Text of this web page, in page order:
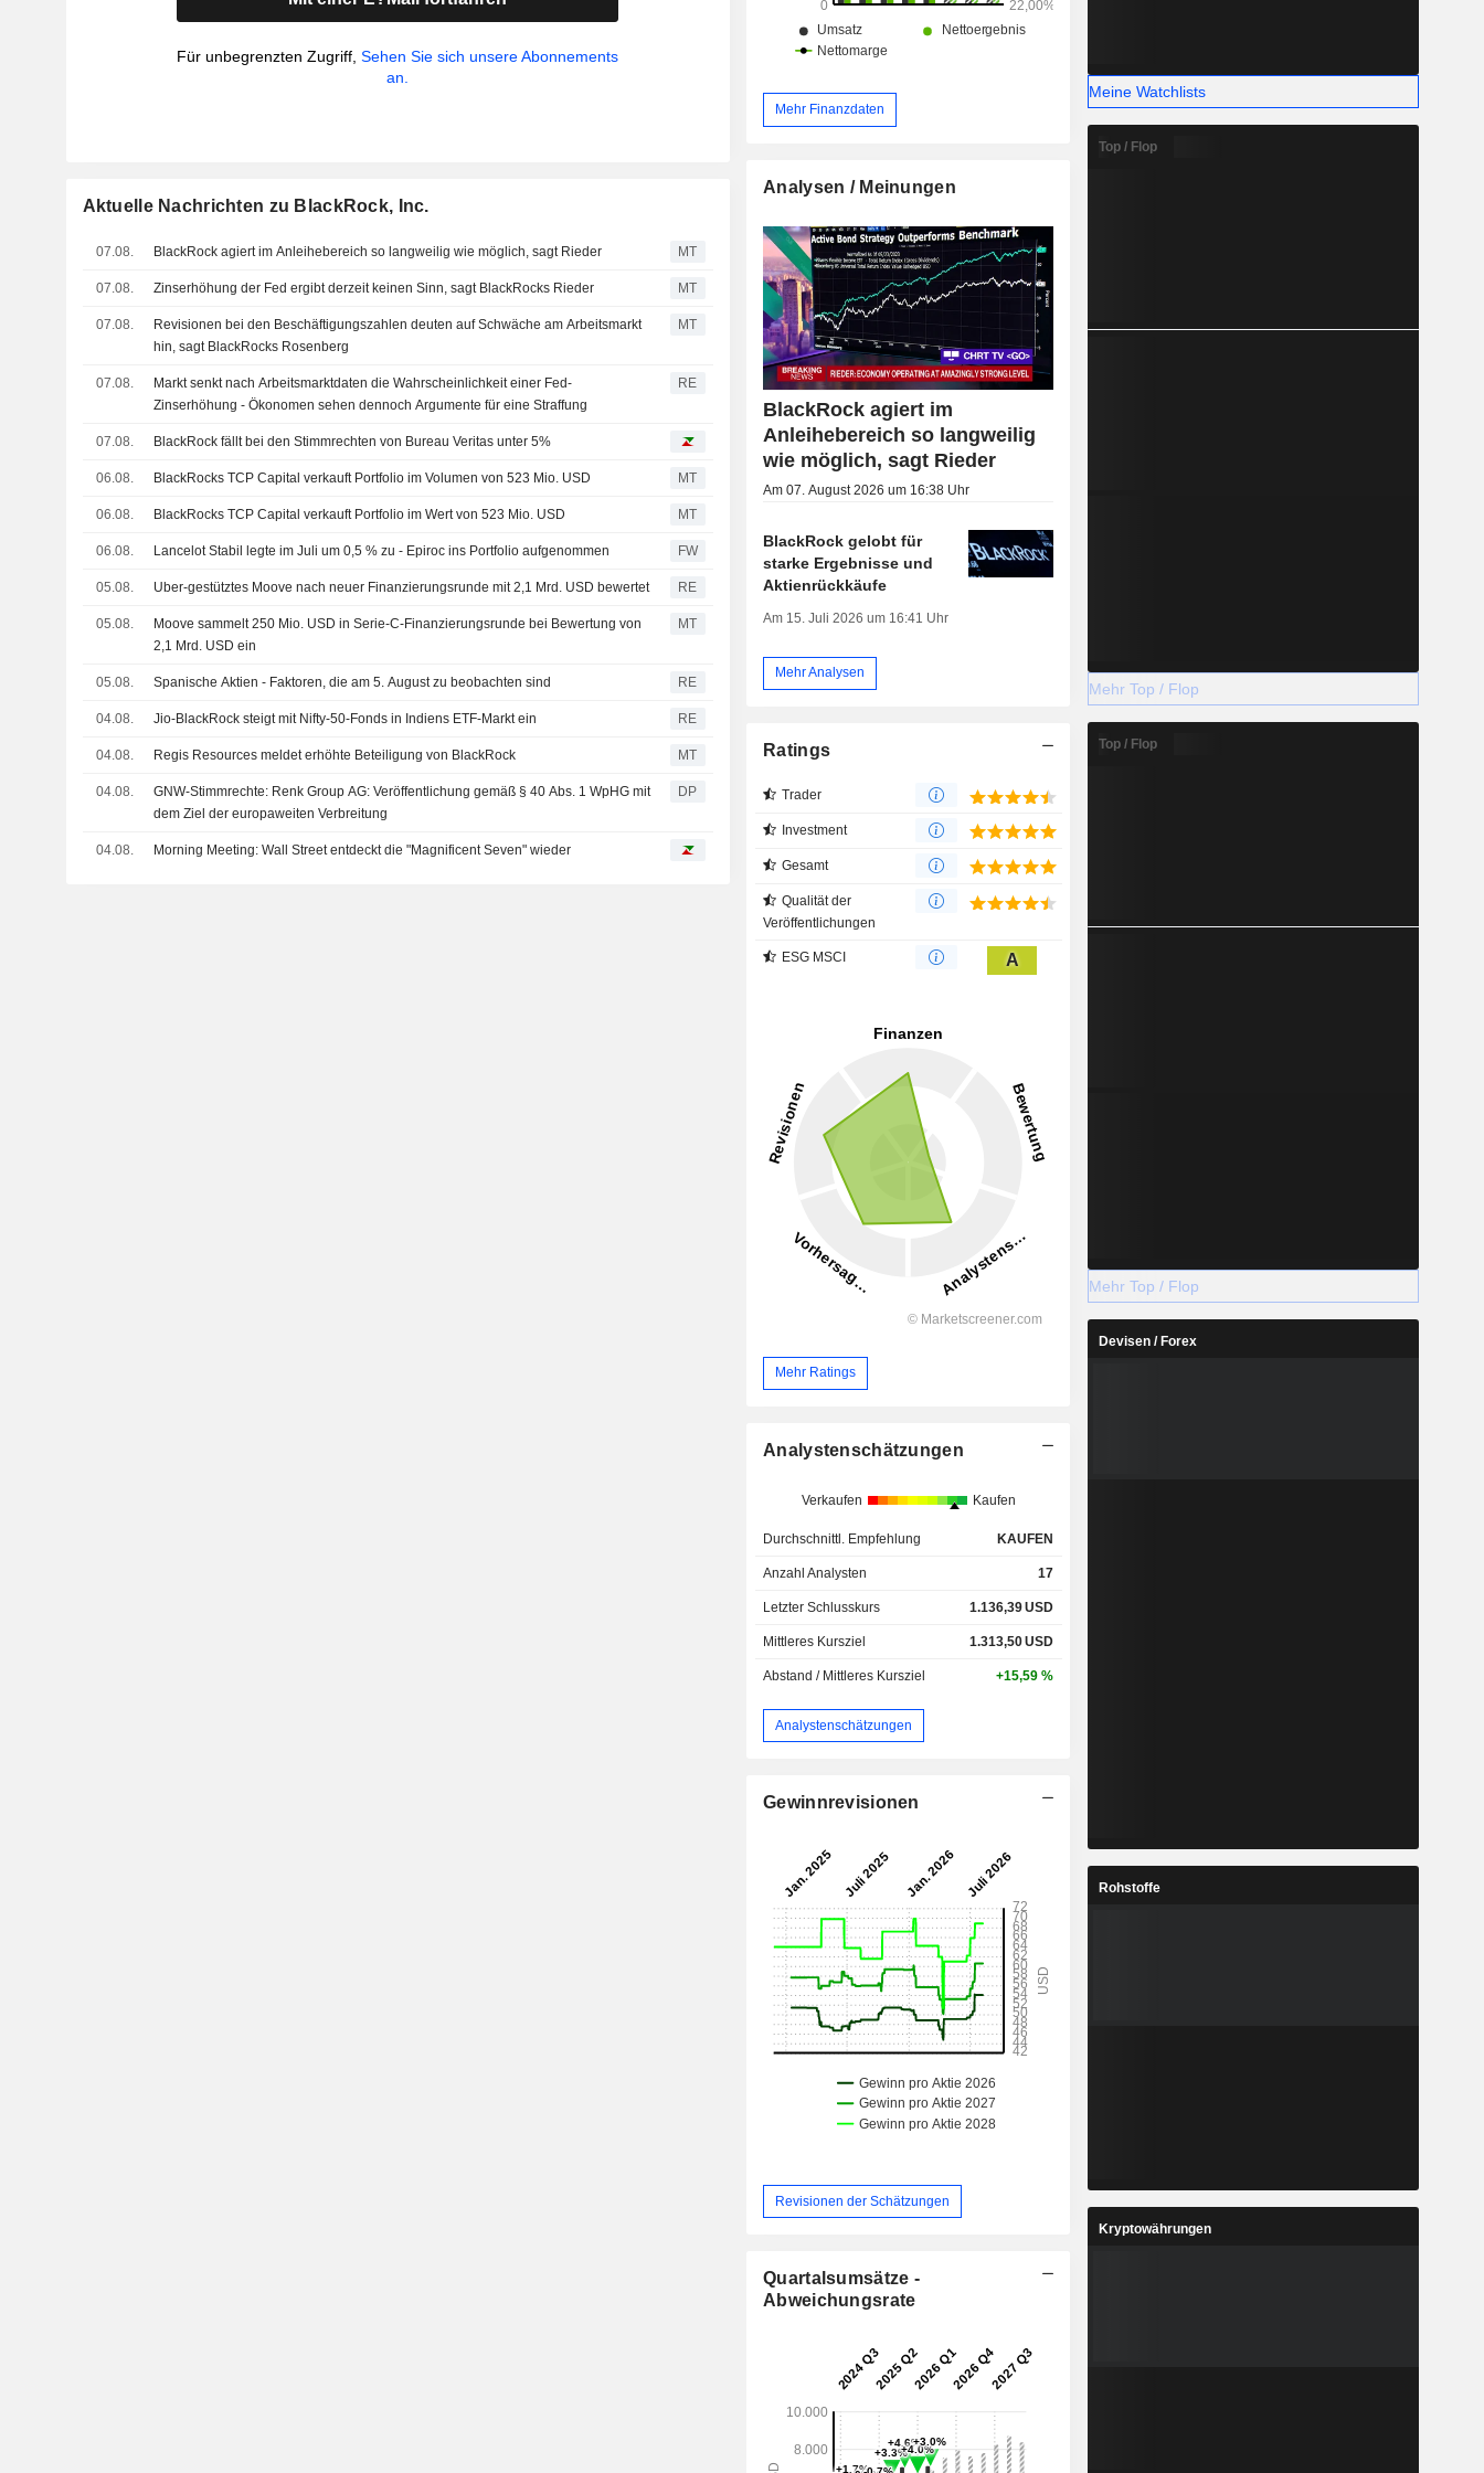
Für unbegrenzten Zugriff,Sehen Sie sich unsere Abonnements
an.
Aktuelle Nachrichten zu BlackRock, Inc.
07.08. BlackRock agiert im Anleihebereich so langweilig wie möglich, sagt Rieder MT
07.08. Zinserhöhung der Fed ergibt derzeit keinen Sinn, sagt BlackRocks Rieder MT
07.08.
Revisionen bei den Beschäftigungszahlen deuten auf Schwäche am Arbeitsmarkt
hin, sagt BlackRocks Rosenberg
MT
07.08.
Markt senkt nach Arbeitsmarktdaten die Wahrscheinlichkeit einer Fed-
Zinserhöhung - Ökonomen sehen dennoch Argumente für eine Straffung
RE
07.08. BlackRock fällt bei den Stimmrechten von Bureau Veritas unter 5%
06.08. BlackRocks TCP Capital verkauft Portfolio im Volumen von 523 Mio. USD MT
06.08. BlackRocks TCP Capital verkauft Portfolio im Wert von 523 Mio. USD MT
06.08. Lancelot Stabil legte im Juli um 0,5 % zu - Epiroc ins Portfolio aufgenommen FW
05.08. Uber-gestütztes Moove nach neuer Finanzierungsrunde mit 2,1 Mrd. USD bewertet RE
05.08.
Moove sammelt 250 Mio. USD in Serie-C-Finanzierungsrunde bei Bewertung von
2,1 Mrd. USD ein
MT
05.08. Spanische Aktien - Faktoren, die am 5. August zu beobachten sind RE
04.08. Jio-BlackRock steigt mit Nifty-50-Fonds in Indiens ETF-Markt ein RE
04.08. Regis Resources meldet erhöhte Beteiligung von BlackRock MT
04.08.
GNW-Stimmrechte: Renk Group AG: Veröffentlichung gemäß § 40 Abs. 1 WpHG mit
dem Ziel der europaweiten Verbreitung
DP
04.08. Morning Meeting: Wall Street entdeckt die "Magnificent Seven" wieder
Mehr Finanzdaten
Analysen / Meinungen
BlackRock agiert im
Anleihebereich so langweilig
wie möglich, sagt Rieder
Am 07. August 2026 um 16:38 Uhr
BlackRock gelobt für
starke Ergebnisse und
Aktienrückkäufe
Am 15. Juli 2026 um 16:41 Uhr
Mehr Analysen
Ratings
Trader
Investment
Gesamt
Qualität der
Veröffentlichungen
ESG MSCI A
Mehr Ratings
Analystenschätzungen
Verkaufen Kaufen
Durchschnittl. Empfehlung KAUFEN
Anzahl Analysten 17
Letzter Schlusskurs 1.136,39USD
Mittleres Kursziel 1.313,50USD
Abstand / Mittleres Kursziel +15,59 %
Analystenschätzungen
Gewinnrevisionen
Revisionen der Schätzungen
Quartalsumsätze -
Abweichungsrate
Meine Watchlists
Top / Flop
Mehr Top / Flop
Top / Flop
Mehr Top / Flop
Devisen / Forex
Rohstoffe
Kryptowährungen